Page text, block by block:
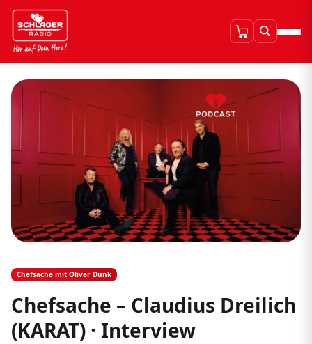
Chefsache mit Oliver Dunk
Chefsache – Claudius Dreilich
(KARAT) · Interview